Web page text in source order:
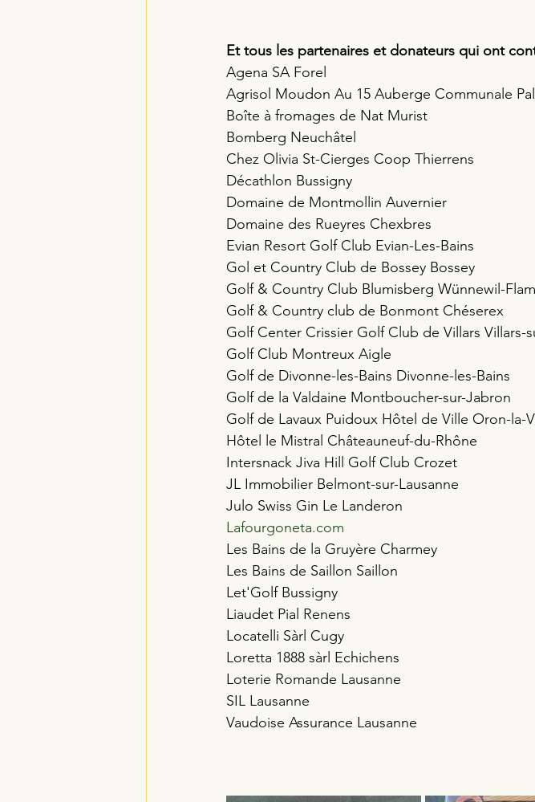
Et tous les partenaires et donateurs qui ont
Agena SA Forel
Agrisol Moudon Au 15 Auberge Communale
Boîte à fromages de Nat Murist
Bomberg Neuchâtel
Chez Olivia St-Cierges Coop Thierrens
Décathlon Bussigny
Domaine de Montmollin Auvernier
Domaine des Rueyres Chexbres
Evian Resort Golf Club Evian-Les-Bains
Gol et Country Club de Bossey Bossey
Golf & Country Club Blumisberg Wünnewil-
Golf & Country club de Bonmont Chéserex
Golf Center Crissier Golf Club de Villars Villars-
Golf Club Montreux Aigle
Golf de Divonne-les-Bains Divonne-les-Bains
Golf de la Valdaine Montboucher-sur-Jabron
Golf de Lavaux Puidoux Hôtel de Ville Oron-la-
Hôtel le Mistral Châteauneuf-du-Rhône
Intersnack Jiva Hill Golf Club Crozet
JL Immobilier Belmont-sur-Lausanne
Julo Swiss Gin Le Landeron
Lafourgoneta.com
Les Bains de la Gruyère Charmey
Les Bains de Saillon Saillon
Let'Golf Bussigny
Liaudet Pial Renens
Locatelli Sàrl Cugy
Loretta 1888 sàrl Echichens
Loterie Romande Lausanne
SIL Lausanne
Vaudoise Assurance Lausanne